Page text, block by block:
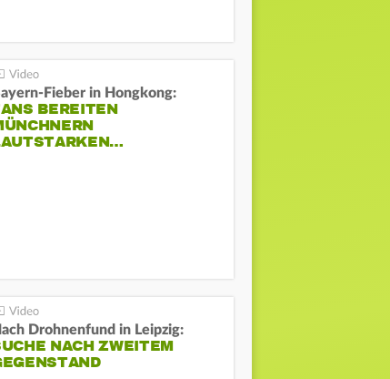
Fieber in Hongkong:
BEREITEN
Drohnenfund in Leipzig:
NACH ZWEITEM